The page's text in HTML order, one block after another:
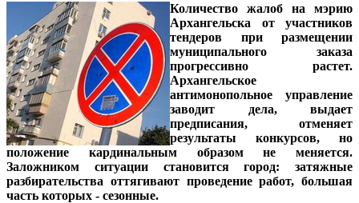
Количество жалоб на мэрию
Архангельска от участников
тендеров при размещении
муниципального заказа
прогрессивно растет.
Архангельское
антимонопольное управление
заводит дела, выдает
предписания, отменяет
результаты конкурсов, но
положение кардинальным образом не меняется.
Заложником ситуации становится город: затяжные
разбирательства оттягивают проведение работ, большая
часть которых - сезонные.